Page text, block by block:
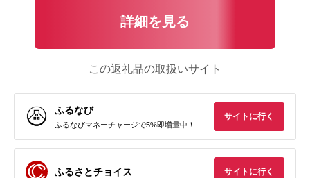
詳細を見る
この返礼品の取扱いサイト
ふるなび
ふるなびマネーチャージで5%即増量中！
サイトに行く
ふるさとチョイス サイトに行く